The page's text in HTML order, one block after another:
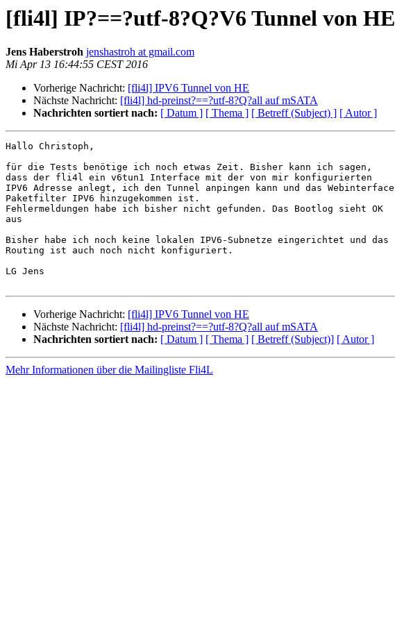
[fli4l] IP?==?utf-8?Q?V6 Tunnel von HE
Jens Haberstroh jenshastroh at gmail.com
Mi Apr 13 16:44:55 CEST 2016
Vorherige Nachricht: [fli4l] IPV6 Tunnel von HE
Nächste Nachricht: [fli4l] hd-preinst?==?utf-8?Q?all auf mSATA
Nachrichten sortiert nach: [ Datum ] [ Thema ] [ Betreff (Subject) ] [ Autor ]
Hallo Christoph,
für die Tests benötige ich noch etwas Zeit. Bisher kann ich sagen,
dass der fli4l ein v6tun1 Interface mit der von mir konfigurierten
IPV6 Adresse anlegt, ich den Tunnel anpingen kann und das Webinterface
Paketfilter IPV6 hinzugekommen ist.
Fehlermeldungen habe ich bisher nicht gefunden. Das Bootlog sieht OK
aus
Bisher habe ich noch keine lokalen IPV6-Subnetze eingerichtet und das
Routing ist auch noch nicht konfiguriert.
LG Jens
Vorherige Nachricht: [fli4l] IPV6 Tunnel von HE
Nächste Nachricht: [fli4l] hd-preinst?==?utf-8?Q?all auf mSATA
Nachrichten sortiert nach: [ Datum ] [ Thema ] [ Betreff (Subject)] [ Autor ]
Mehr Informationen über die Mailingliste Fli4L